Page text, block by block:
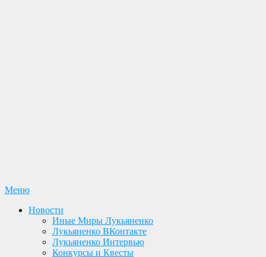
Перейти
содержимому
Меню
Новости
Иные Миры Лукьяненко
Лукьяненко ВКонтакте
Лукьяненко Интервью
Конкурсы и Квесты